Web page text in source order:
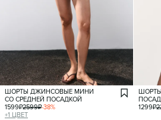
ШОРТЫ ДЖИНСОВЫЕ МИНИ
СО СРЕДНЕЙ ПОСАДКОЙ
1599₽2599₽-38%
+1 ЦВЕТ
1299₽